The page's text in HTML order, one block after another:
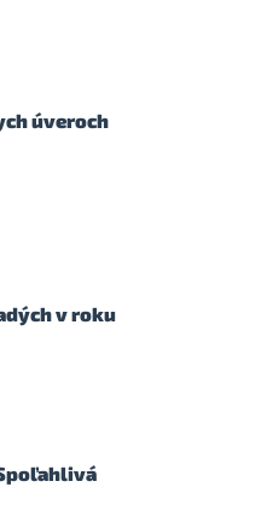
úveroch
v roku